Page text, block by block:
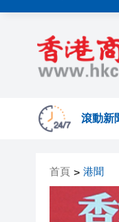
滾動新
首頁 > 港聞